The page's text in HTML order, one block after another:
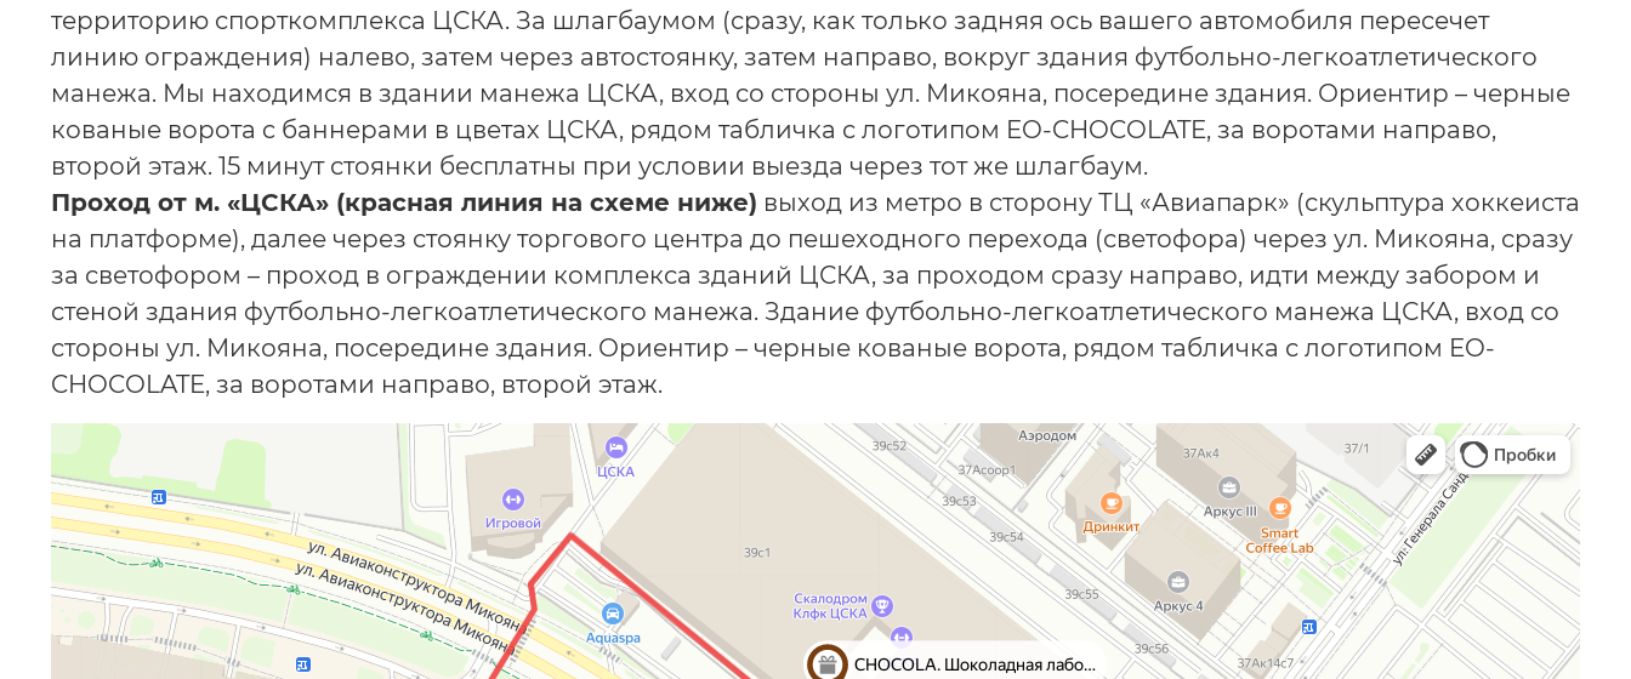
территорию спорткомплекса ЦСКА. За шлагбаумом (сразу, как только задняя ось вашего автомобиля пересечет
линию ограждения) налево, затем через автостоянку, затем направо, вокруг здания футбольно-легкоатлетического
манежа. Мы находимся в здании манежа ЦСКА, вход со стороны ул. Микояна, посередине здания. Ориентир – черные
кованые ворота c баннерами в цветах ЦСКА, рядом табличка с логотипом EO-CHOCOLATE, за воротами направо,
второй этаж. 15 минут стоянки бесплатны при условии выезда через тот же шлагбаум.
Проход от м. «ЦСКА» (красная линия на схеме ниже) выход из метро в сторону ТЦ «Авиапарк» (скульптура хоккеиста
на платформе), далее через стоянку торгового центра до пешеходного перехода (светофора) через ул. Микояна, сразу
за светофором – проход в ограждении комплекса зданий ЦСКА, за проходом сразу направо, идти между забором и
стеной здания футбольно-легкоатлетического манежа. Здание футбольно-легкоатлетического манежа ЦСКА, вход со
стороны ул. Микояна, посередине здания. Ориентир – черные кованые ворота, рядом табличка с логотипом EO-
CHOCOLATE, за воротами направо, второй этаж.